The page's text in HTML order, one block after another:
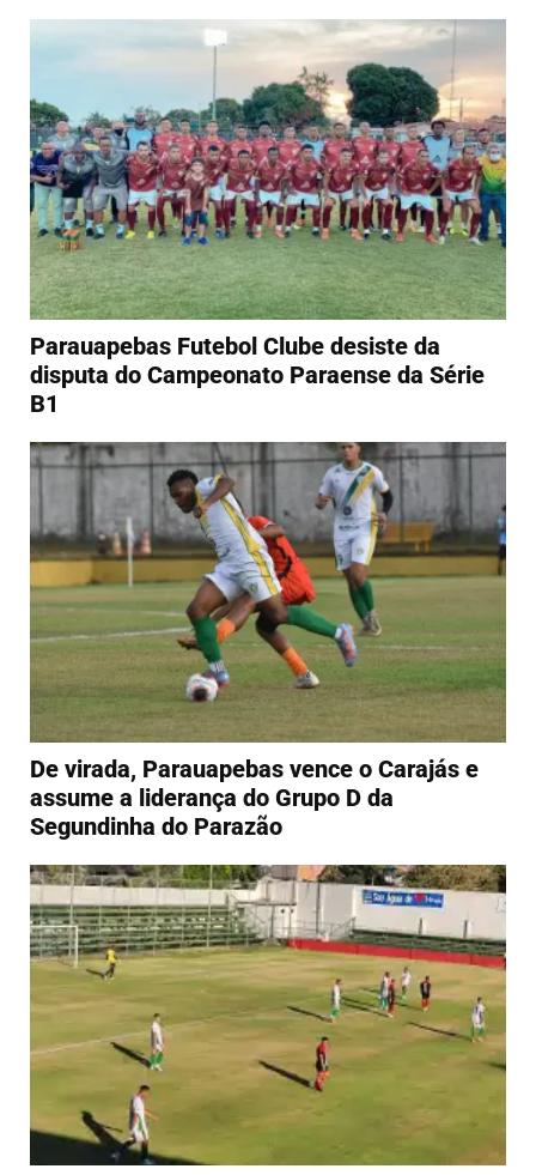
Parauapebas Futebol Clube desiste da
disputa do Campeonato Paraense da Série
B1
De virada, Parauapebas vence o Carajás e
assume a liderança do Grupo D da
Segundinha do Parazão